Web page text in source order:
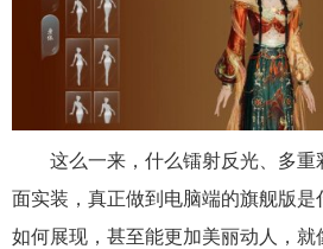
这么一来，什么镭射反光、多重
面实装，真正做到电脑端的旗舰版
如何展现，甚至能更加美丽动人，就